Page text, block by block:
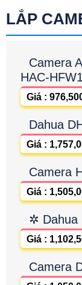
LẮP
Camera
HAC-
Giá :
Dahua
Giá :
Camera
Giá :
✲ Dahua
Giá :
Camera